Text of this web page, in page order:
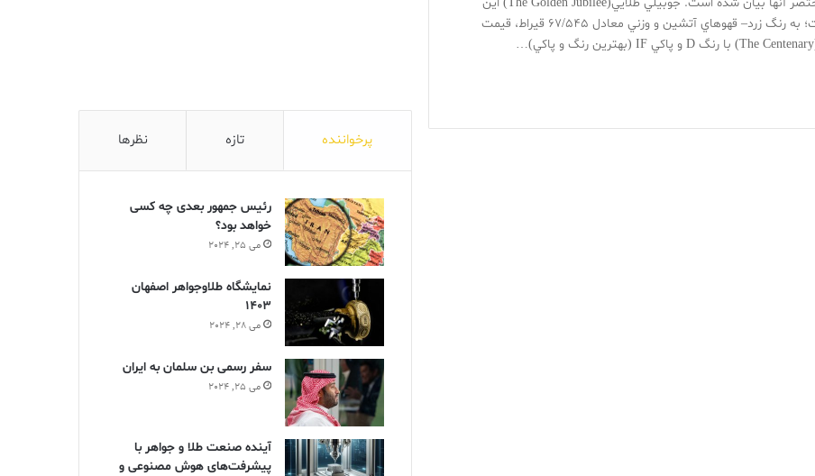
برليان با تراش متکائي، بزرگترين سنگ تراشيده جهان است؛ به رنگ زرد– قهوهاي آتشين و وزني معادل 67/545 قيراط، قيمت
پرخواننده تازه نظرها
رئیس جمهور بعدی چه کسی
خواهد بود؟
می 25, 2024
نمایشگاه طلاوجواهر اصفهان
1403
می 28, 2024
سفر رسمی بن سلمان به ایران
می 25, 2024
آینده صنعت طلا و جواهر با
پیشرفت‌های هوش مصنوعی و